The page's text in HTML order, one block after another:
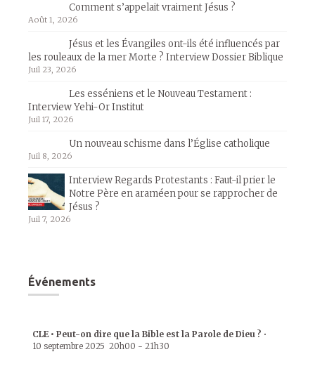
Comment s’appelait vraiment Jésus ?
Août 1, 2026
Jésus et les Évangiles ont-ils été influencés par
les rouleaux de la mer Morte ? Interview Dossier Biblique
Juil 23, 2026
Les esséniens et le Nouveau Testament :
Interview Yehi-Or Institut
Juil 17, 2026
Un nouveau schisme dans l’Église catholique
Juil 8, 2026
Interview Regards Protestants : Faut-il prier le
Notre Père en araméen pour se rapprocher de
Jésus ?
Juil 7, 2026
Événements
CLE • Peut-on dire que la Bible est la Parole de Dieu ? •
10 septembre 2025 20h00 - 21h30